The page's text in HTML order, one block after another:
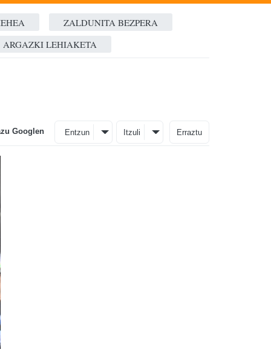
ZALDUNITA BEZPERA
ARGAZKI LEHIAKETA
Googlen Entzun Itzuli Erraztu